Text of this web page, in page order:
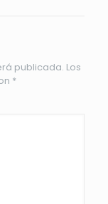
publicada. Los
*